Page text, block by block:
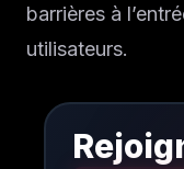
barrières à
utilisateurs.